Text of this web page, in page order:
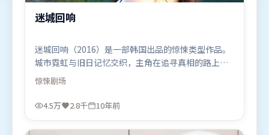
迷城回响
迷城回响（2016）是一部韩国出品的惊悚类型作品。
城市霓虹与旧日记忆交织，主角在追寻真相的路上不
断付出代价。视听风格统一而富有实验感，配乐与画
面情绪贴合。由娄烨执导，宋康昊、长泽雅美、张
译，段奕宏、全智贤等联袂出演。影片于2016年1月
材的观众观看。
惊悚剧场
4.5万 2.8千 10年前